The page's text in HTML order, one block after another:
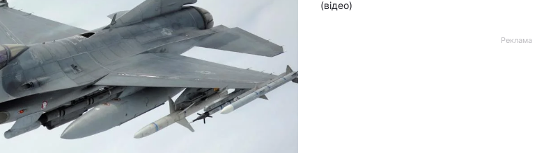
(відео)
Реклама